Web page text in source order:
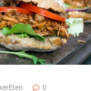
0